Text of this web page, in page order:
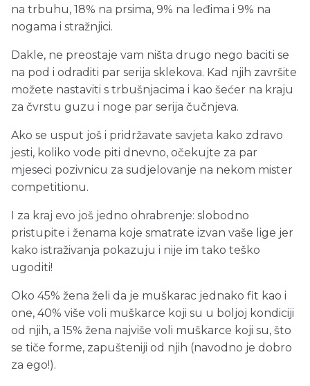
na trbuhu, 18% na prsima, 9% na leđima i 9% na
nogama i stražnjici.
Dakle, ne preostaje vam ništa drugo nego baciti se
na pod i odraditi par serija sklekova. Kad njih završite
možete nastaviti s trbušnjacima i kao šećer na kraju
za čvrstu guzu i noge par serija čučnjeva.
Ako se usput još i pridržavate savjeta kako zdravo
jesti, koliko vode piti dnevno, očekujte za par
mjeseci pozivnicu za sudjelovanje na nekom mister
competitionu.
I za kraj evo još jedno ohrabrenje: slobodno
pristupite i ženama koje smatrate izvan vaše lige jer
kako istraživanja pokazuju i nije im tako teško
ugoditi!
Oko 45% žena želi da je muškarac jednako fit kao i
one, 40% više voli muškarce koji su u boljoj kondiciji
od njih, a 15% žena najviše voli muškarce koji su, što
se tiče forme, zapušteniji od njih (navodno je dobro
za ego!).